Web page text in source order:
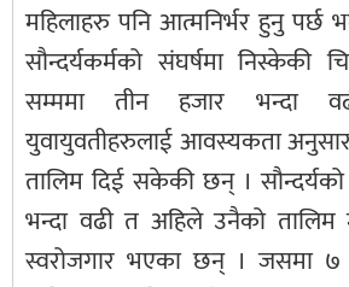
महिलाहरु पनि आत्मनिर्भर हुनु पर्छ
सौन्दर्यकर्मको संघर्षमा
सम्ममा तीन हजार भन्दा
युवायुवतीहरुलाई आवस्यकता
तालिम दिई सकेकी छन् ।
भन्दा वढी त अहिले उनैको तालिम
स्वरोजगार भएका छन् । जसमा ७